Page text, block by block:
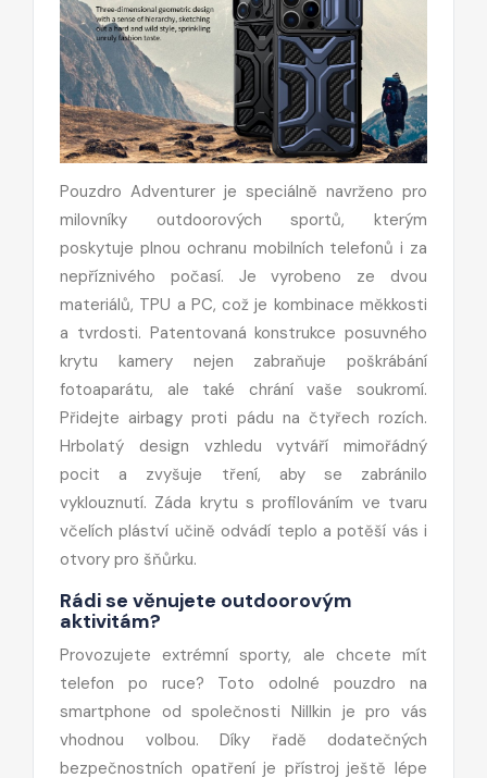
Pouzdro Adventurer je speciálně navrženo pro
milovníky outdoorových sportů, kterým
poskytuje plnou ochranu mobilních telefonů i za
nepříznivého počasí. Je vyrobeno ze dvou
materiálů, TPU a PC, což je kombinace měkkosti
a tvrdosti. Patentovaná konstrukce posuvného
krytu kamery nejen zabraňuje poškrábání
fotoaparátu, ale také chrání vaše soukromí.
Přidejte airbagy proti pádu na čtyřech rozích.
Hrbolatý design vzhledu vytváří mimořádný
pocit a zvyšuje tření, aby se zabránilo
vyklouznutí. Záda krytu s profilováním ve tvaru
včelích pláství učině odvádí teplo a potěší vás i
otvory pro šňůrku.
Rádi se věnujete outdoorovým
aktivitám?
Provozujete extrémní sporty, ale chcete mít
telefon po ruce? Toto odolné pouzdro na
smartphone od společnosti Nillkin je pro vás
vhodnou volbou. Díky řadě dodatečných
bezpečnostních opatření je přístroj ještě lépe